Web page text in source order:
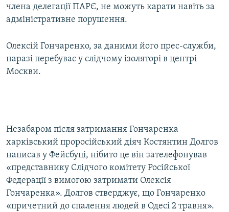
члена делегації ПАРЄ, не можуть карати навіть за
адміністративне порушення.
Олексій Гончаренко, за даними його прес-служби,
наразі перебуває у слідчому ізоляторі в центрі
Москви.
Незабаром після затримання Гончаренка
харківський проросійський діяч Костянтин Долгов
написав у Фейсбуці, нібито це він зателефонував
«представнику Слідчого комітету Російської
Федерації з вимогою затримати Олексія
Гончаренка». Долгов стверджує, що Гончаренко
«причетний до спалення людей в Одесі 2 травня».